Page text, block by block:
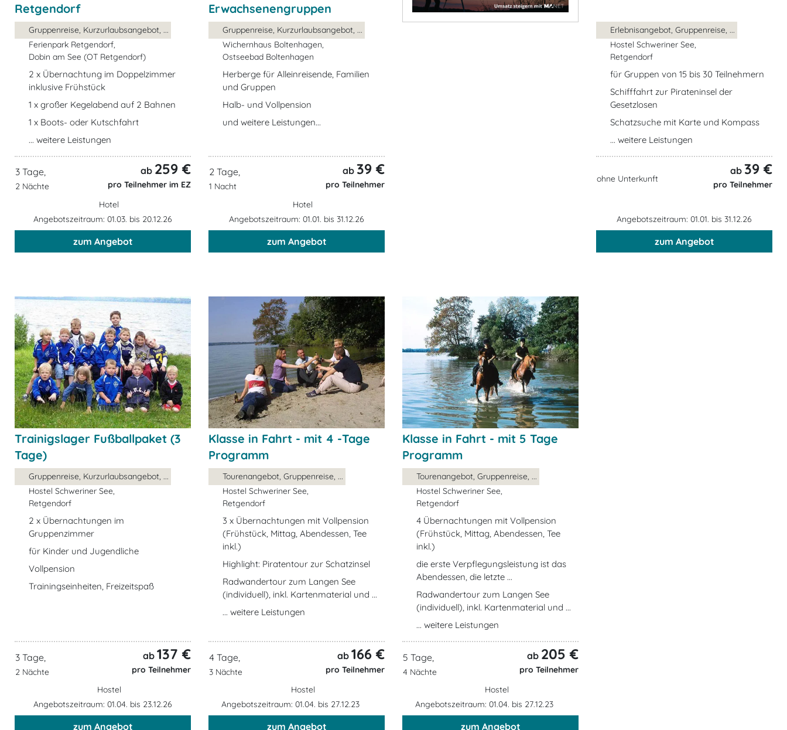
Retgendorf
Gruppenreise, Kurzurlaubsangebot, ...
Ferienpark Retgendorf,
Dobin am See (OT Retgendorf)
2 x Übernachtung im Doppelzimmer
inklusive Frühstück
1 x großer Kegelabend auf 2 Bahnen
1 x Boots- oder Kutschfahrt
... weitere Leistungen
3 Tage,
2 Nächte
ab 259 €
pro Teilnehmer im EZ
Hotel
Angebotszeitraum: 01.03. bis 20.12.26
zum Angebot
Erwachsenengruppen
Gruppenreise, Kurzurlaubsangebot, ...
Wichernhaus Boltenhagen,
Ostseebad Boltenhagen
Herberge für Alleinreisende, Familien
und Gruppen
Halb- und Vollpension
und weitere Leistungen...
2 Tage,
1 Nacht
ab 39 €
pro Teilnehmer
Hotel
Angebotszeitraum: 01.01. bis 31.12.26
zum Angebot
Erlebnisangebot, Gruppenreise, ...
Hostel Schweriner See,
Retgendorf
für Gruppen von 15 bis 30 Teilnehmern
Schifffahrt zur Pirateninsel der
Gesetzlosen
Schatzsuche mit Karte und Kompass
... weitere Leistungen
ohne Unterkunft
ab 39 €
pro Teilnehmer
Angebotszeitraum: 01.01. bis 31.12.26
zum Angebot
Trainigslager Fußballpaket (3
Tage)
Gruppenreise, Kurzurlaubsangebot, ...
Hostel Schweriner See,
Retgendorf
2 x Übernachtungen im
Gruppenzimmer
für Kinder und Jugendliche
Vollpension
Trainingseinheiten, Freizeitspaß
3 Tage,
2 Nächte
ab 137 €
pro Teilnehmer
Hostel
Angebotszeitraum: 01.04. bis 23.12.26
zum Angebot
Klasse in Fahrt - mit 4 -Tage
Programm
Tourenangebot, Gruppenreise, ...
Hostel Schweriner See,
Retgendorf
3 x Übernachtungen mit Vollpension
(Frühstück, Mittag, Abendessen, Tee
inkl.)
Highlight: Piratentour zur Schatzinsel
Radwandertour zum Langen See
(individuell), inkl. Kartenmaterial und ...
... weitere Leistungen
4 Tage,
3 Nächte
ab 166 €
pro Teilnehmer
Hostel
Angebotszeitraum: 01.04. bis 27.12.23
zum Angebot
Klasse in Fahrt - mit 5 Tage
Programm
Tourenangebot, Gruppenreise, ...
Hostel Schweriner See,
Retgendorf
4 Übernachtungen mit Vollpension
(Frühstück, Mittag, Abendessen, Tee
inkl.)
die erste Verpflegungsleistung ist das
Abendessen, die letzte ...
Radwandertour zum Langen See
(individuell), inkl. Kartenmaterial und ...
... weitere Leistungen
5 Tage,
4 Nächte
ab 205 €
pro Teilnehmer
Hostel
Angebotszeitraum: 01.04. bis 27.12.23
zum Angebot